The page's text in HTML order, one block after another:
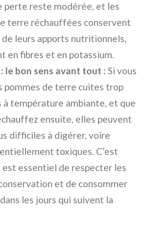
perte reste modérée, et les
terre réchauffées conservent
de leurs apports nutritionnels,
en fibres et en potassium.
le bon sens avant tout : Si vous
pommes de terre cuites trop
à température ambiante, et que
ensuite, elles peuvent
difficiles à digérer, voire
toxiques. C’est
est essentiel de respecter les
et de consommer
les jours qui suivent la